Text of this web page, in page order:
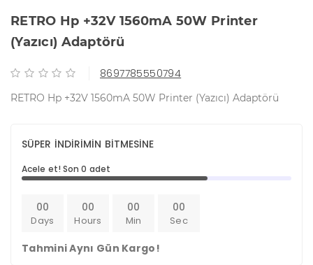
RETRO Hp +32V 1560mA 50W Printer
(Yazıcı) Adaptörü
8697785550794
RETRO Hp +32V 1560mA 50W Printer (Yazıcı) Adaptörü
SÜPER İNDİRİMİN BİTMESİNE
Acele et! Son 0 adet
00
Days
00
Hours
00
Min
00
Sec
Tahmini Aynı Gün Kargo!